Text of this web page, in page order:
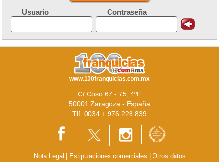
Usuario Contraseña
www.100franquicias.com.mx
C/ Coso 67 - 75, 4ºF
50001 Zaragoza - España
Tlf. 0034 + 976 228 839
Nota Legal Estipulaciones comerciales Otros datos